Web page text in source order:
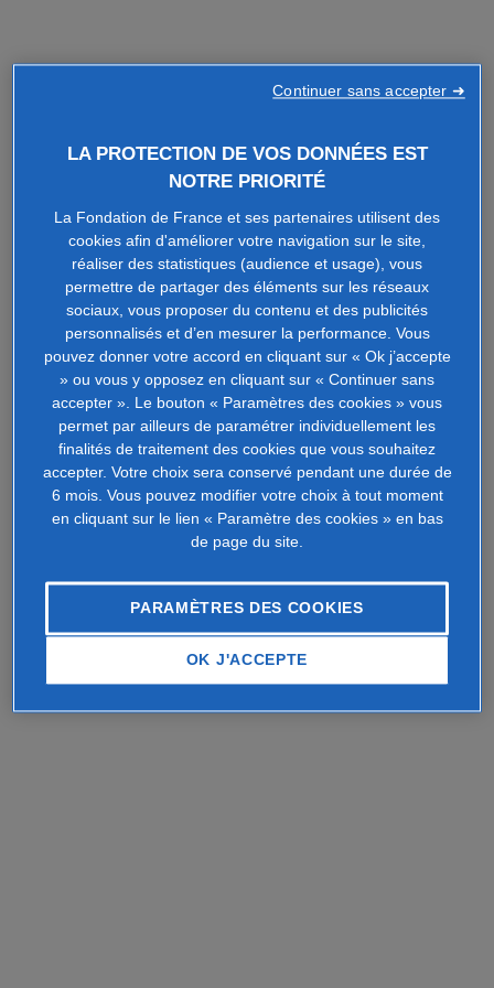
LA PROTECTION DE VOS DONNÉES EST
NOTRE PRIORITÉ
La Fondation de France et ses partenaires utilisent des
cookies afin d'améliorer votre navigation sur le site,
réaliser des statistiques (audience et usage), vous
permettre de partager des éléments sur les réseaux
sociaux, vous proposer du contenu et des publicités
personnalisés et d’en mesurer la performance. Vous
pouvez donner votre accord en cliquant sur « Ok j’accepte
» ou vous y opposez en cliquant sur « Continuer sans
accepter ». Le bouton « Paramètres des cookies » vous
permet par ailleurs de paramétrer individuellement les
finalités de traitement des cookies que vous souhaitez
accepter. Votre choix sera conservé pendant une durée de
6 mois. Vous pouvez modifier votre choix à tout moment
en cliquant sur le lien « Paramètre des cookies » en bas
de page du site.
PARAMÈTRES DES COOKIES
OK J'ACCEPTE
Continuer sans accepter ➜